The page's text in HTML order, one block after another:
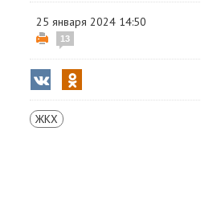
25 января 2024 14:50
13
ЖКХ